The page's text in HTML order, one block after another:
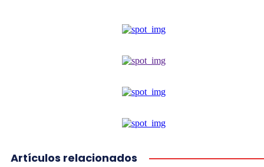
Artículos relacionados